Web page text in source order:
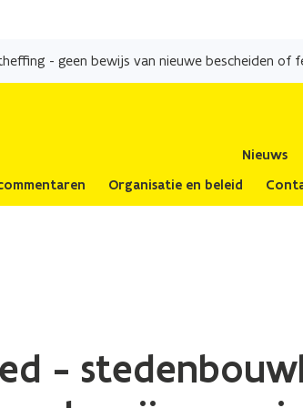
en
naar
Nieuws
Organisatie en beleid
-